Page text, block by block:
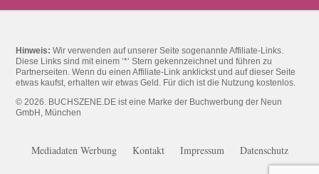
Hinweis: Wir verwenden auf unserer Seite sogenannte Affiliate-Links.
Diese Links sind mit einem ‘*‘ Stern gekennzeichnet und führen zu
Partnerseiten. Wenn du einen Affiliate-Link anklickst und auf dieser Seite
etwas kaufst, erhalten wir etwas Geld. Für dich ist die Nutzung kostenlos.
© 2026. BUCHSZENE.DE ist eine Marke der Buchwerbung der Neun
GmbH, München
Mediadaten Werbung Kontakt Impressum Datenschutz